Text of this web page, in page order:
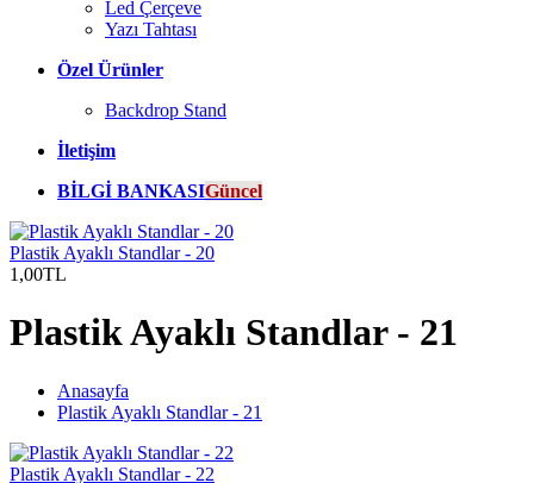
Led Çerçeve
Yazı Tahtası
Özel Ürünler
Backdrop Stand
İletişim
BİLGİ BANKASIGüncel
Plastik Ayaklı Standlar - 20
1,00TL
Plastik Ayaklı Standlar - 21
Anasayfa
Plastik Ayaklı Standlar - 21
Plastik Ayaklı Standlar - 22